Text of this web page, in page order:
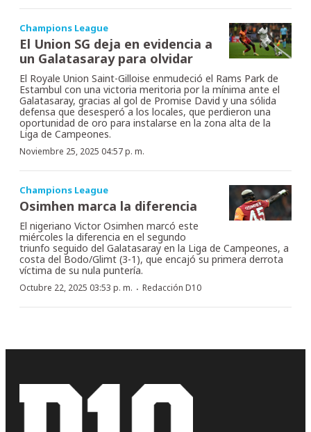
Champions League
El Union SG deja en evidencia a
un Galatasaray para olvidar
El Royale Union Saint-Gilloise enmudeció el Rams Park de
Estambul con una victoria meritoria por la mínima ante el
Galatasaray, gracias al gol de Promise David y una sólida
defensa que desesperó a los locales, que perdieron una
oportunidad de oro para instalarse en la zona alta de la
Liga de Campeones.
Noviembre 25, 2025 04:57 p. m.
Champions League
Osimhen marca la diferencia
El nigeriano Victor Osimhen marcó este
miércoles la diferencia en el segundo
triunfo seguido del Galatasaray en la Liga de Campeones, a
costa del Bodo/Glimt (3-1), que encajó su primera derrota
víctima de su nula puntería.
Octubre 22, 2025 03:53 p. m. · Redacción D10